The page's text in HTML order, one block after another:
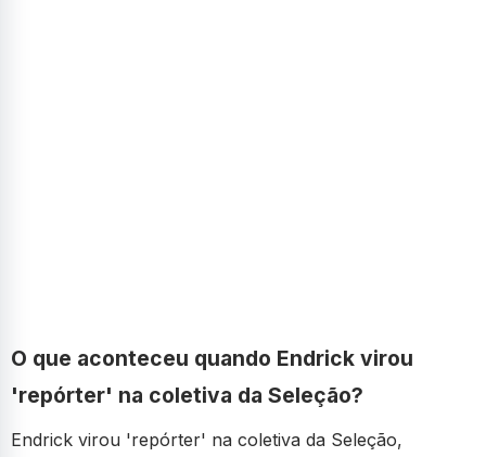
O que aconteceu quando Endrick virou
'repórter' na coletiva da Seleção?
Endrick virou 'repórter' na coletiva da Seleção,